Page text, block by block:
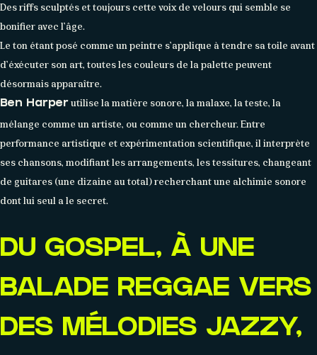
CONTACT
Réseaux sociaux Formulaire Partenaires
Des riffs sculptés et toujours cette voix de velours qui semble se
bonifier avec l’âge.
Le ton étant posé comme un peintre s’applique à tendre sa toile avant
d’éxécuter son art, toutes les couleurs de la palette peuvent
désormais apparaître.
Ben Harperutilise la matière sonore, la malaxe, la teste, la
mélange comme un artiste, ou comme un chercheur. Entre
performance artistique et expérimentation scientifique, il interprète
ses chansons, modifiant les arrangements, les tessitures, changeant
de guitares (une dizaine au total) recherchant une alchimie sonore
dont lui seul a le secret.
DU GOSPEL, À UNE
BALADE REGGAE VERS
DES MÉLODIES JAZZY,